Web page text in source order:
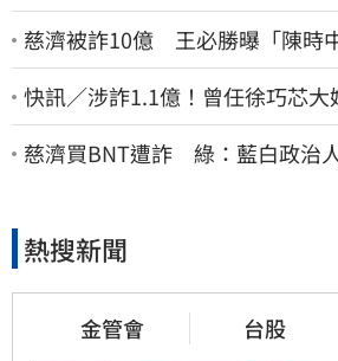
慈濟被詐10億 王必勝曝「陳時
快訊／涉詐1.1億！曾任徐巧芯
媽也離境 桃檢發通緝
慈濟買BNT遭詐 綠：藍白政治
熱搜新聞
金管會 台股